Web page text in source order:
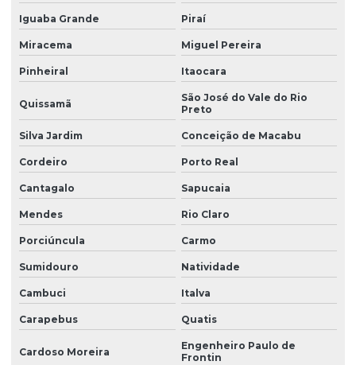
Manutenção guindaste munck
Manutenção de guindastes eletrônicos
Manutenção de sistema de controle eletrônico de guindastes
Manutenção de sistemas de automação em guindastes
Manutenção de sistemas de automação industrial
Manutenção de sistemas de controle de guindastes
Manutenção de sistemas de eletrônica para guindastes
industriais
Manutenção de sistemas eletrônicos complexos em
guindastes
Manutenção de sistemas eletrônicos para guindastes
Iguaba Grande Piraí
Miracema Miguel Pereira
Pinheiral Itaocara
Quissamã
São José do Vale do Rio
Preto
Silva Jardim Conceição de Macabu
Cordeiro Porto Real
Cantagalo Sapucaia
Mendes Rio Claro
Porciúncula Carmo
Sumidouro Natividade
Cambuci Italva
Carapebus Quatis
Cardoso Moreira
Engenheiro Paulo de
Frontin